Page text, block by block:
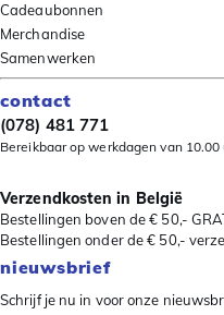
Cadeaubonnen
Merchandise
Samenwerken
contact
(078) 481 771
Bereikbaar op werkdagen van
Verzendkosten in België
Bestellingen boven de € 50,-
Bestellingen onder de € 50,-
nieuwsbrief
Schrijf je nu in voor onze